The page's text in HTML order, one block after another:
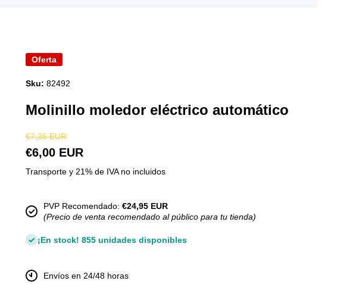
Oferta
Sku: 82492
Molinillo moledor eléctrico automático
€7,35 EUR
€6,00 EUR
Transporte y 21% de IVA no incluidos
PVP Recomendado: €24,95 EUR
(Precio de venta recomendado al público para tu tienda)
¡En stock! 855 unidades disponibles
Envíos en 24/48 horas